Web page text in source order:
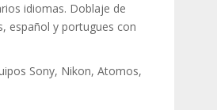
idiomas. Doblaje de
español y portugues con
Sony, Nikon, Atomos,